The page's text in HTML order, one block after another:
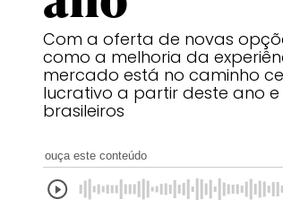
Com a oferta de novas
como a melhoria da
mercado está no caminho
lucrativo a partir deste ano
brasileiros
ouça este conteúdo